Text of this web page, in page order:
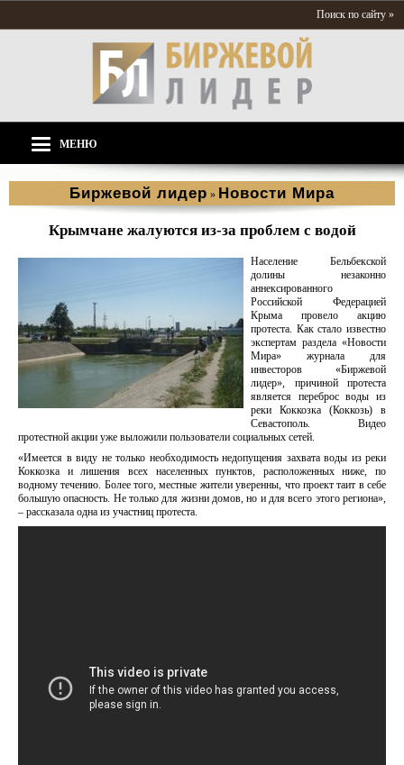
Поиск по сайту »
МЕНЮ
Биржевой лидер » Новости Мира
Крымчане жалуются из-за проблем с водой
Население Бельбекской
долины незаконно
аннексированного
Российской Федерацией
Крыма провело акцию
протеста. Как стало известно
экспертам раздела «Новости
Мира» журнала для
инвесторов «Биржевой
лидер», причиной протеста
является переброс воды из
реки Коккозка (Коккозь) в
Севастополь. Видео
протестной акции уже выложили пользователи социальных сетей.
«Имеется в виду не только необходимость недопущения захвата воды из реки
Коккозка и лишения всех населенных пунктов, расположенных ниже, по
водному течению. Более того, местные жители уверенны, что проект таит в себе
большую опасность. Не только для жизни домов, но и для всего этого региона»,
– рассказала одна из участниц протеста.